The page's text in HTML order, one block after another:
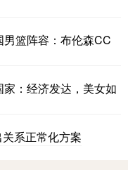
篮阵容：布伦森CC
：经济发达，美女如
系正常化方案